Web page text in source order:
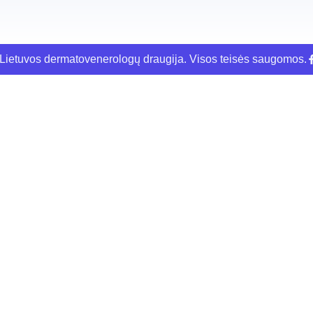
dermatovenerologų draugija. Visos teisės saugomos.